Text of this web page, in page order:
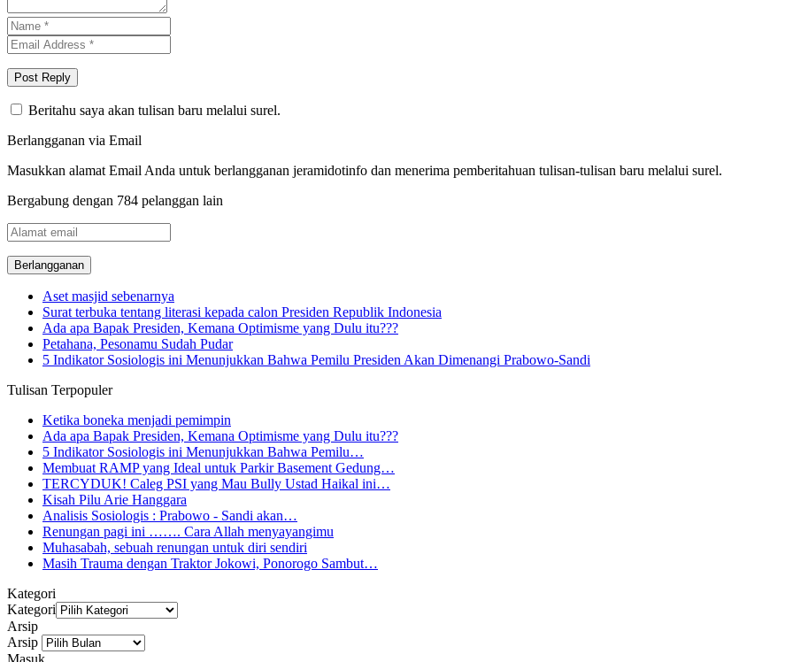
Beritahu saya akan tulisan baru melalui surel.
Berlangganan via Email
Masukkan alamat Email Anda untuk berlangganan jeramidotinfo dan menerima pemberitahuan tulisan-tulisan baru melalui surel.
Bergabung dengan 784 pelanggan lain
Alamat
email
Aset masjid sebenarnya
Surat terbuka tentang literasi kepada calon Presiden Republik Indonesia
Ada apa Bapak Presiden, Kemana Optimisme yang Dulu itu???
Petahana, Pesonamu Sudah Pudar
5 Indikator Sosiologis ini Menunjukkan Bahwa Pemilu Presiden Akan Dimenangi Prabowo-Sandi
Tulisan Terpopuler
Ketika boneka menjadi pemimpin
Ada apa Bapak Presiden, Kemana Optimisme yang Dulu itu???
5 Indikator Sosiologis ini Menunjukkan Bahwa Pemilu…
Membuat RAMP yang Ideal untuk Parkir Basement Gedung…
TERCYDUK! Caleg PSI yang Mau Bully Ustad Haikal ini…
Kisah Pilu Arie Hanggara
Analisis Sosiologis : Prabowo - Sandi akan…
Renungan pagi ini ……. Cara Allah menyayangimu
Muhasabah, sebuah renungan untuk diri sendiri
Masih Trauma dengan Traktor Jokowi, Ponorogo Sambut…
Kategori
Kategori
Arsip
Arsip
Masuk